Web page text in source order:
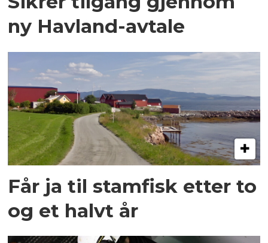
ny Havland-avtale
Får ja til stamfisk etter to
og et halvt år